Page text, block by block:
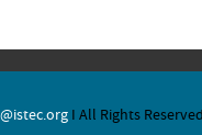
I All Rights Reserved